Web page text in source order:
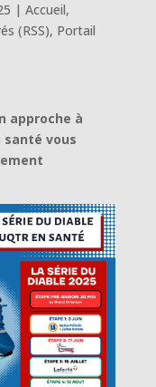
| Accueil,
(RSS), Portail
approche à
santé vous